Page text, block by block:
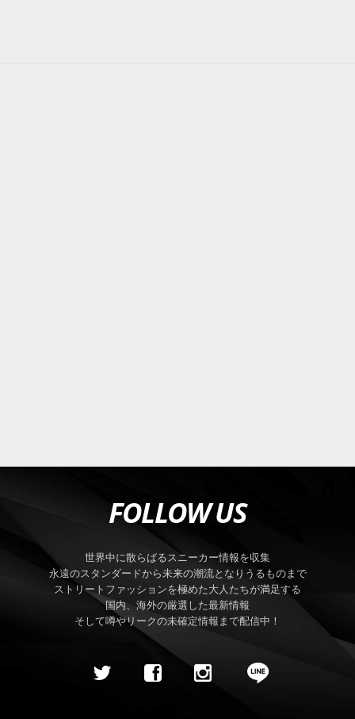
FOLLOW US
世界中に散らばるスニーカー情報を収集
永遠のスタンダードから未来の潮流となりうるものまで
ストリートファッションを極めた大人たちが満足する
国内、海外の厳選した最新情報
そして噂やリークの未確定情報まで配信中！